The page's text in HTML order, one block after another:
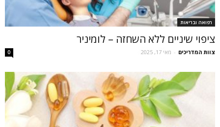
רפואה ובריאות
ציפוי שיניים ללא השחזה – לומיניר
צוות המדריכים - מאי 17, 2025 0